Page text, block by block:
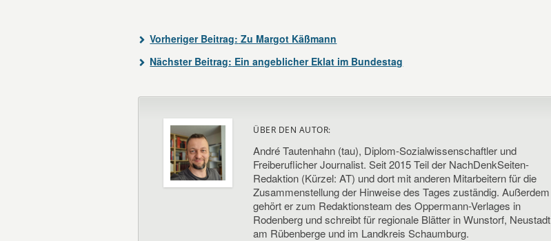
Vorheriger Beitrag: Zu Margot Käßmann
Nächster Beitrag: Ein angeblicher Eklat im Bundestag
ÜBER DEN AUTOR:
André Tautenhahn (tau), Diplom-Sozialwissenschaftler und
Freiberuflicher Journalist. Seit 2015 Teil der NachDenkSeiten-
Redaktion (Kürzel: AT) und dort mit anderen Mitarbeitern für die
Zusammenstellung der Hinweise des Tages zuständig. Außerdem
gehört er zum Redaktionsteam des Oppermann-Verlages in
Rodenberg und schreibt für regionale Blätter in Wunstorf, Neustadt
am Rübenberge und im Landkreis Schaumburg.